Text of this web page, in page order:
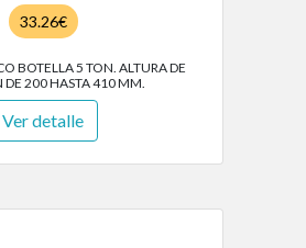
33.26€
BOTELLA 5 TON. ALTURA DE
DE 200 HASTA 410 MM.
Ver detalle